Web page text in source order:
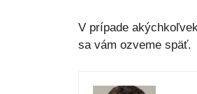
V prípade
sa vám ozveme späť.